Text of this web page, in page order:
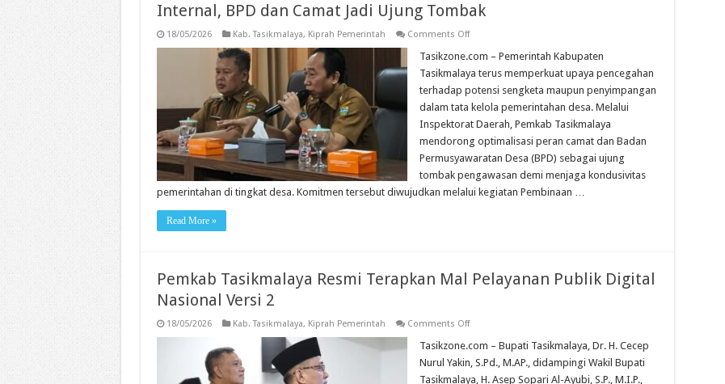
Internal, BPD dan Camat Jadi Ujung Tombak
18/05/2026 Kab. Tasikmalaya, Kiprah Pemerintah Comments Offon
Kabupaten
Perkuat
Fungsi
Pengawasan
Internal,
dan
Camat
Jadi
Ujung
Tasikzone.com – Pemerintah Kabupaten
Tasikmalaya terus memperkuat upaya pencegahan
terhadap potensi sengketa maupun penyimpangan
dalam tata kelola pemerintahan desa. Melalui
Inspektorat Daerah, Pemkab Tasikmalaya
mendorong optimalisasi peran camat dan Badan
Permusyawaratan Desa (BPD) sebagai ujung
tombak pengawasan demi menjaga kondusivitas
pemerintahan di tingkat desa. Komitmen tersebut diwujudkan melalui kegiatan Pembinaan …
Read More »
Pemkab Tasikmalaya Resmi Terapkan Mal Pelayanan Publik Digital
Nasional Versi 2
18/05/2026 Kab. Tasikmalaya, Kiprah Pemerintah Comments Offon
Tasikmalaya
Terapkan
Mal
Tasikzone.com – Bupati Tasikmalaya, Dr. H. Cecep
Nurul Yakin, S.Pd., M.AP., didampingi Wakil Bupati
Tasikmalaya, H. Asep Sopari Al-Ayubi, S.P., M.I.P.,